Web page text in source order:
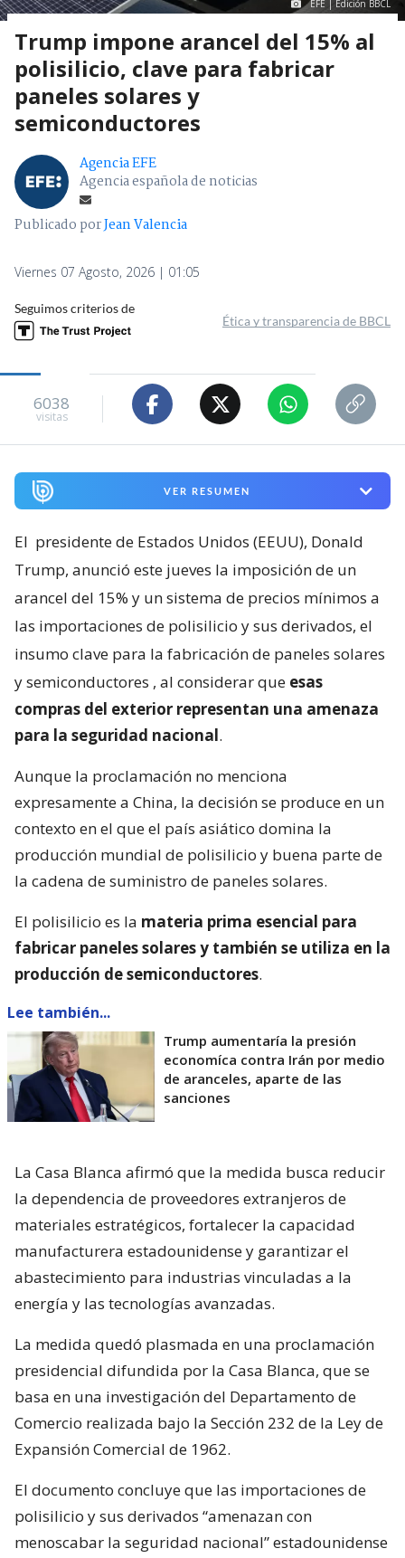
EFE | Edición BBCL
Trump impone arancel del 15% al
polisilicio, clave para fabricar
paneles solares y
semiconductores
Agencia EFE
Agencia española de noticias
Publicado porJean Valencia
Viernes 07 Agosto, 2026 | 01:05
Seguimos criterios de
Ética y transparencia de BBCL
6038
visitas
VER RESUMEN
El presidente de Estados Unidos (EEUU), Donald
Trump, anunció este jueves la imposición de un
arancel del 15% y un sistema de precios mínimos a
las importaciones de polisilicio y sus derivados, el
insumo clave para la fabricación de paneles solares
y semiconductores , al considerar que esas
compras del exterior representan una amenaza
para la seguridad nacional.
Aunque la proclamación no menciona
expresamente a China, la decisión se produce en un
contexto en el que el país asiático domina la
producción mundial de polisilicio y buena parte de
la cadena de suministro de paneles solares.
El polisilicio es la materia prima esencial para
fabricar paneles solares y también se utiliza en la
producción de semiconductores.
Lee también...
Trump aumentaría la presión
economíca contra Irán por medio
de aranceles, aparte de las
sanciones
La Casa Blanca afirmó que la medida busca reducir
la dependencia de proveedores extranjeros de
materiales estratégicos, fortalecer la capacidad
manufacturera estadounidense y garantizar el
abastecimiento para industrias vinculadas a la
energía y las tecnologías avanzadas.
La medida quedó plasmada en una proclamación
presidencial difundida por la Casa Blanca, que se
basa en una investigación del Departamento de
Comercio realizada bajo la Sección 232 de la Ley de
Expansión Comercial de 1962.
El documento concluye que las importaciones de
polisilicio y sus derivados “amenazan con
menoscabar la seguridad nacional” estadounidense